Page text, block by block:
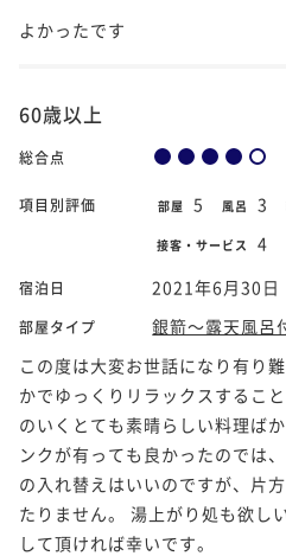
よかったです
60歳以上
総合点
項目別評価 部屋 5 風呂 3
接客・サービス 4
宿泊日 2021年6月30日
部屋タイプ
銀箭～露天風呂
この度は大変お世話になり有り
かでゆっくりリラックスするこ
のいくとても素晴らしい料理ば
ンクが有っても良かったのでは
の入れ替えはいいのですが、片
たりません。 湯上がり処も欲し
して頂ければ幸いです。